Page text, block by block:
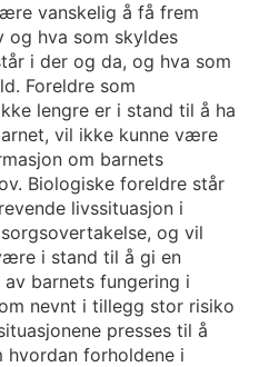
vanskelig å få frem
og hva som skyldes
i der og da, og hva som
Foreldre som
lengre er i stand til å ha
vil ikke kunne være
om barnets
Biologiske foreldre står
livssituasjon i
og vil
i stand til å gi en
barnets fungering i
nevnt i tillegg stor risiko
presses til å
hvordan forholdene i